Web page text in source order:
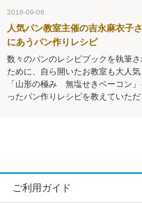
2016-09-06
人気パン教室主催の吉永麻衣子
にあうパン作りレシピ
数々のパンのレシピブックを執筆
ために、自ら開いたお教室も大人
「山形の極み 無塩せきベーコン
ったパン作りレシピを教えていただ
ご利用ガイド